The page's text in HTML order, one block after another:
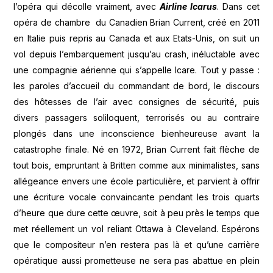
l’opéra qui décolle vraiment, avecAirline Icarus. Dans cet
opéra de chambre du Canadien Brian Current, créé en 2011
en Italie puis repris au Canada et aux Etats-Unis, on suit un
vol depuis l’embarquement jusqu’au crash, inéluctable avec
une compagnie aérienne qui s’appelle Icare. Tout y passe :
les paroles d’accueil du commandant de bord, le discours
des hôtesses de l’air avec consignes de sécurité, puis
divers passagers soliloquent, terrorisés ou au contraire
plongés dans une inconscience bienheureuse avant la
catastrophe finale. Né en 1972, Brian Current fait flèche de
tout bois, empruntant à Britten comme aux minimalistes, sans
allégeance envers une école particulière, et parvient à offrir
une écriture vocale convaincante pendant les trois quarts
d’heure que dure cette œuvre, soit à peu près le temps que
met réellement un vol reliant Ottawa à Cleveland. Espérons
que le compositeur n’en restera pas là et qu’une carrière
opératique aussi prometteuse ne sera pas abattue en plein